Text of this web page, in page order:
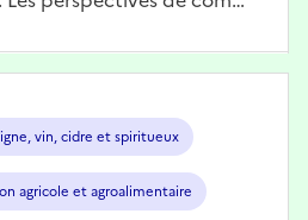
vin, cidre et spiritueux
agricole et agroalimentaire